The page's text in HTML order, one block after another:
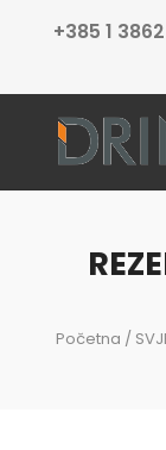
+385 1
Početna /